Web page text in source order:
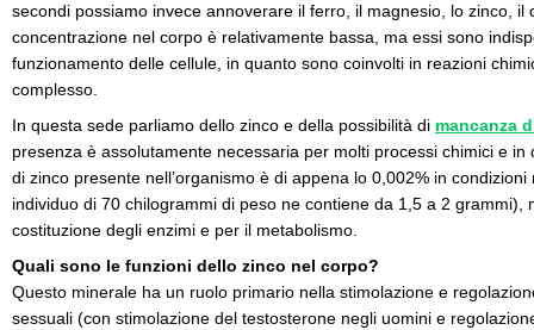
secondi possiamo invece annoverare il ferro, il magnesio, lo zinco, il
concentrazione nel corpo è relativamente bassa, ma essi sono
funzionamento delle cellule, in quanto sono coinvolti in reazioni
complesso.
In questa sede parliamo dello zinco e della possibilità di mancanza
presenza è assolutamente necessaria per molti processi chimici e
di zinco presente nell’organismo è di appena lo 0,002% in
individuo di 70 chilogrammi di peso ne contiene da 1,5 a 2 grammi),
costituzione degli enzimi e per il metabolismo.
Quali sono le funzioni dello zinco nel corpo?
Questo minerale ha un ruolo primario nella stimolazione e
sessuali (con stimolazione del testosterone negli uomini e